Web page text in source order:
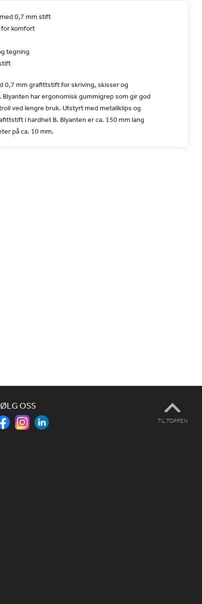
0,7 mm stift
komfort
tegning
0,7 mm grafittstift for skriving, skisser og
har ergonomisk gummigrep som gir god
ved lengre bruk. Utstyrt med metallklips og
i hardhet B. Blyanten er ca. 150 mm lang
på ca. 10 mm.
OSS
TIL TOPPEN